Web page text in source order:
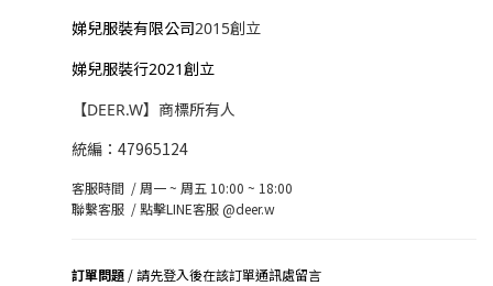
娣兒服裝有限公司2015創立
娣兒服裝行2021創立
【DEER.W】商標所有人
統編：47965124
客服時間 / 周一 ~ 周五 10:00 ~ 18:00
聯繫客服 /點擊LINE客服 @deer.w
訂單問題 / 請先登入後在該訂單通訊處留言